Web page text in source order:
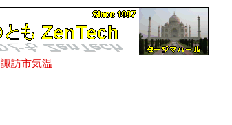
諏訪市気温